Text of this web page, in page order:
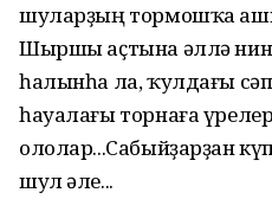
шуларҙың тормошҡа
Шыршы аҫтына әллә
һалынһа ла, ҡулдағы
һауалағы торнаға
ололар...Сабыйҙарҙан
шул әле...